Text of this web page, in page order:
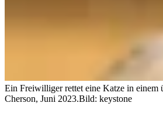
Ein Freiwilliger rettet eine Katze in einem
Cherson, Juni 2023.Bild: keystone